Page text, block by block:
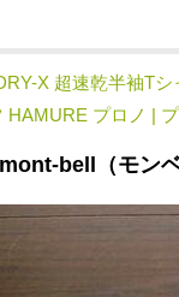
X 超速乾半袖T
HAMURE プロノ |
bell（モン